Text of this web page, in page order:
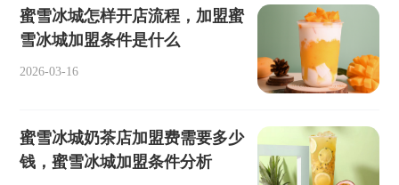
蜜雪冰城怎样开店流程，加盟蜜
雪冰城加盟条件是什么
2026-03-16
蜜雪冰城奶茶店加盟费需要多少
钱，蜜雪冰城加盟条件分析